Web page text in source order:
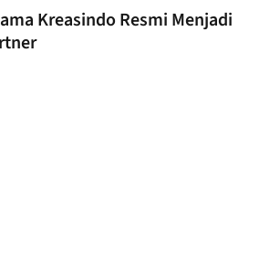
Kreasindo Resmi Menjadi